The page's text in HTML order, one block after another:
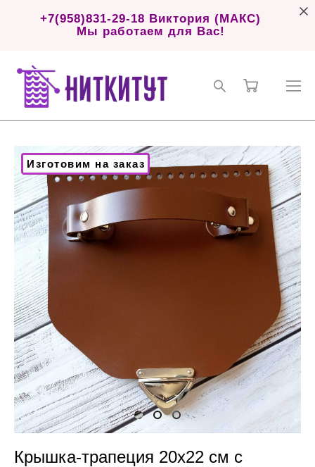
+7(958)831-29-18 Виктория (МАКС)
Мы работаем для Вас!
Изготовим на заказ
Крышка-трапеция 20х22 см с